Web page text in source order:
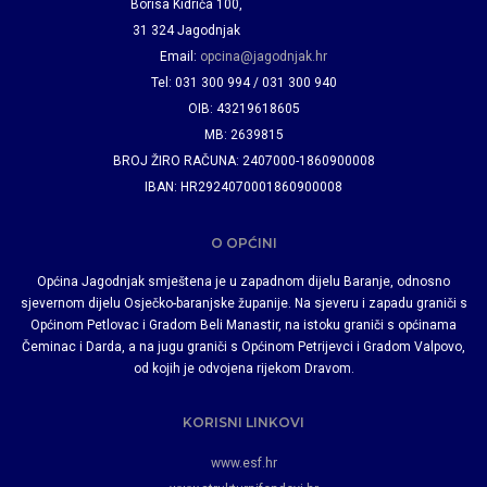
Borisa Kidriča 100,
31 324 Jagodnjak
Email: opcina@jagodnjak.hr
Tel: 031 300 994 / 031 300 940
OIB: 43219618605
MB: 2639815
BROJ ŽIRO RAČUNA: 2407000-1860900008
IBAN: HR2924070001860900008
O OPĆINI
Općina Jagodnjak smještena je u zapadnom dijelu Baranje, odnosno
sjevernom dijelu Osječko-baranjske županije. Na sjeveru i zapadu graniči s
Općinom Petlovac i Gradom Beli Manastir, na istoku graniči s općinama
Čeminac i Darda, a na jugu graniči s Općinom Petrijevci i Gradom Valpovo,
od kojih je odvojena rijekom Dravom.
KORISNI LINKOVI
www.esf.hr